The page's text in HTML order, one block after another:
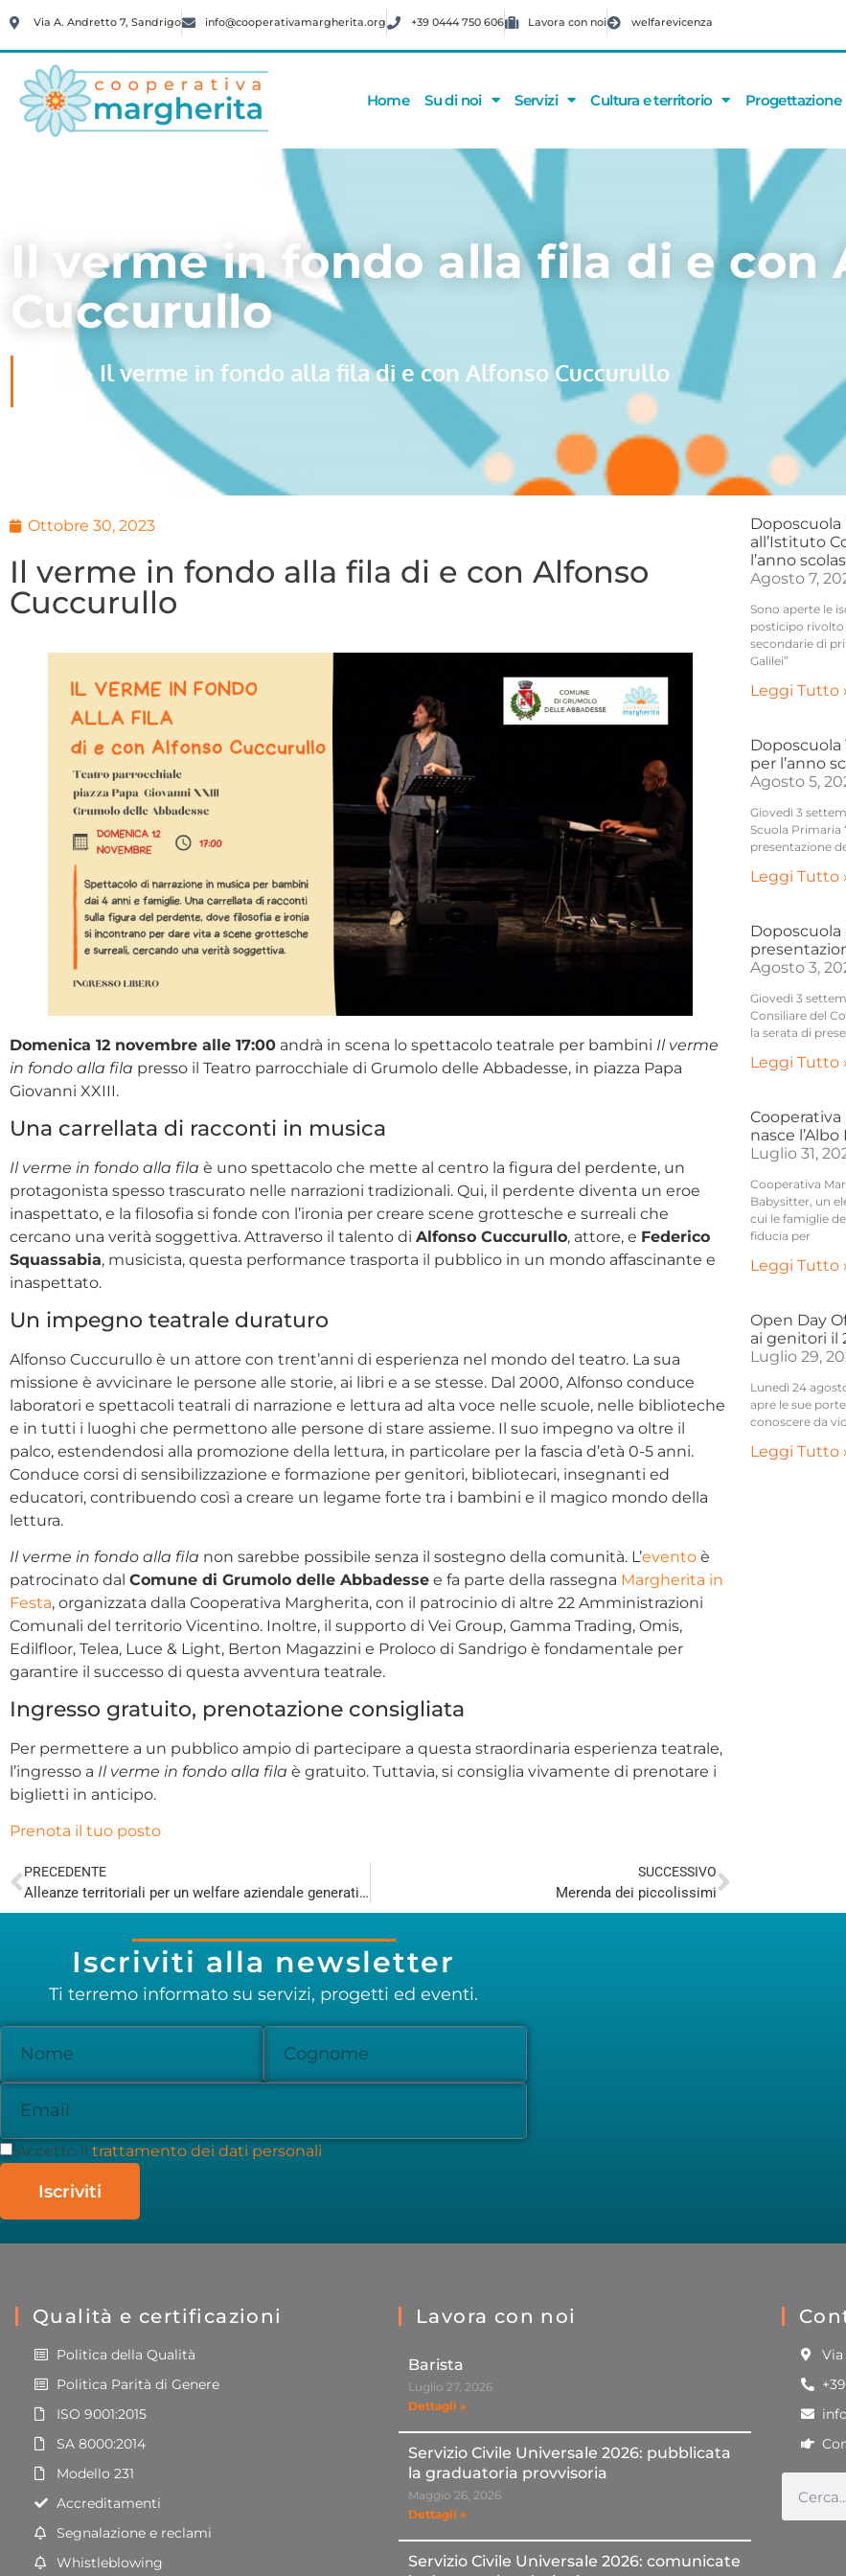
Via A. Andretto 7, Sandrigo info@cooperativamargherita.org +39 0444 750 606 Lavora con noi welfarevicenza
Home Su di noi Servizi Cultura e territorio Progettazione
Il verme in fondo alla fila di e con
Cuccurullo
»Il verme in fondo alla fila di e con Alfonso Cuccurullo
Ottobre 30, 2023
Il verme in fondo alla fila di e con Alfonso
Cuccurullo
Domenica 12 novembre alle 17:00 andrà in scena lo spettacolo teatrale per bambini Il verme
in fondo alla fila presso il Teatro parrocchiale di Grumolo delle Abbadesse, in piazza Papa
Giovanni XXIII.
Una carrellata di racconti in musica
Il verme in fondo alla fila è uno spettacolo che mette al centro la figura del perdente, un
protagonista spesso trascurato nelle narrazioni tradizionali. Qui, il perdente diventa un eroe
inaspettato, e la filosofia si fonde con l’ironia per creare scene grottesche e surreali che
cercano una verità soggettiva. Attraverso il talento di Alfonso Cuccurullo, attore, e Federico
Squassabia, musicista, questa performance trasporta il pubblico in un mondo affascinante e
inaspettato.
Un impegno teatrale duraturo
Alfonso Cuccurullo è un attore con trent’anni di esperienza nel mondo del teatro. La sua
missione è avvicinare le persone alle storie, ai libri e a se stesse. Dal 2000, Alfonso conduce
laboratori e spettacoli teatrali di narrazione e lettura ad alta voce nelle scuole, nelle biblioteche
e in tutti i luoghi che permettono alle persone di stare assieme. Il suo impegno va oltre il
palco, estendendosi alla promozione della lettura, in particolare per la fascia d’età 0-5 anni.
Conduce corsi di sensibilizzazione e formazione per genitori, bibliotecari, insegnanti ed
educatori, contribuendo così a creare un legame forte tra i bambini e il magico mondo della
lettura.
Il verme in fondo alla fila non sarebbe possibile senza il sostegno della comunità. L’evento è
patrocinato dal Comune di Grumolo delle Abbadesse e fa parte della rassegna Margherita in
Festa, organizzata dalla Cooperativa Margherita, con il patrocinio di altre 22 Amministrazioni
Comunali del territorio Vicentino. Inoltre, il supporto di Vei Group, Gamma Trading, Omis,
Edilfloor, Telea, Luce & Light, Berton Magazzini e Proloco di Sandrigo è fondamentale per
garantire il successo di questa avventura teatrale.
Ingresso gratuito, prenotazione consigliata
Per permettere a un pubblico ampio di partecipare a questa straordinaria esperienza teatrale,
l’ingresso a Il verme in fondo alla fila è gratuito. Tuttavia, si consiglia vivamente di prenotare i
biglietti in anticipo.
Prenota il tuo posto
PRECEDENTE
Alleanze territoriali per un welfare aziendale generativo
SUCCESSIVO
Merenda dei piccolissimi
Doposcuola
all’Istituto
l’anno
Agosto 7,
Sono aperte le
posticipo rivolto
secondarie di
Galilei”
Leggi Tutto
Doposcuola
per l’anno
Agosto 5,
Giovedì 3
Scuola Primaria
presentazione
Leggi Tutto
Doposcuola
Agosto 3,
Giovedì 3
Consiliare del
la serata di
Leggi Tutto
nasce
Luglio 31,
Cooperativa
Babysitter, un
cui le famiglie
fiducia per
Leggi Tutto
Open Day
ai genitori il
Luglio 29,
Lunedì 24
apre le sue
conoscere da
Leggi Tutto
Iscriviti alla newsletter
Ti terremo informato su servizi, progetti ed eventi.
Accetto il trattamento dei dati personali
Iscriviti
Qualità e certificazioni
Politica della Qualità
Politica Parità di Genere
ISO 9001:2015
SA 8000:2014
Modello 231
Accreditamenti
Segnalazione e reclami
Whistleblowing
Lavora con noi
Barista
Luglio 27, 2026
Dettagli »
Servizio Civile Universale 2026: pubblicata
la graduatoria provvisoria
Maggio 26, 2026
Dettagli »
Servizio Civile Universale 2026: comunicate